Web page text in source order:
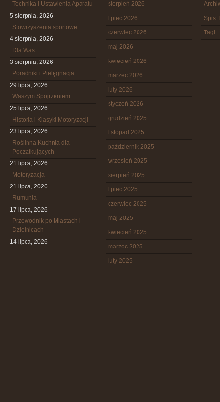
Technika i Ustawienia Aparatu
5 sierpnia, 2026
Stowrzyszenia sportowe
4 sierpnia, 2026
Dla Was
3 sierpnia, 2026
Poradniki i Pielęgnacja
29 lipca, 2026
Waszym Spojrzeniem
25 lipca, 2026
Historia i Klasyki Motoryzacji
23 lipca, 2026
Roślinna Kuchnia dla
Początkujących
21 lipca, 2026
Motoryzacja
21 lipca, 2026
Rumunia
17 lipca, 2026
Przewodnik po Miastach i
Dzielnicach
14 lipca, 2026
sierpień 2026
lipiec 2026
czerwiec 2026
maj 2026
kwiecień 2026
marzec 2026
luty 2026
styczeń 2026
grudzień 2025
listopad 2025
październik 2025
wrzesień 2025
sierpień 2025
lipiec 2025
czerwiec 2025
maj 2025
kwiecień 2025
marzec 2025
luty 2025
Spis
Tagi